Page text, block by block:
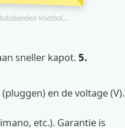
Voetbal...
sneller kapot.5.
en de voltage (V).
etc.). Garantie is